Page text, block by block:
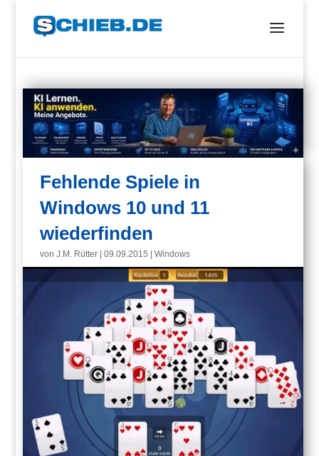
Fehlende Spiele in
Windows 10 und 11
wiederfinden
vonJ.M. Rütter |09.09.2015 |Windows